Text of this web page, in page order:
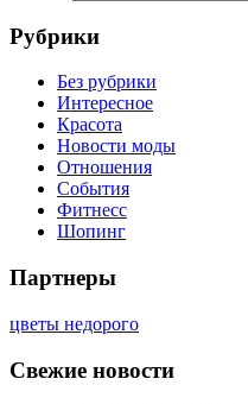
Рубрики
Без рубрики
Интересное
Красота
Новости моды
Отношения
События
Фитнесс
Шопинг
Партнеры
цветы недорого
Свежие новости